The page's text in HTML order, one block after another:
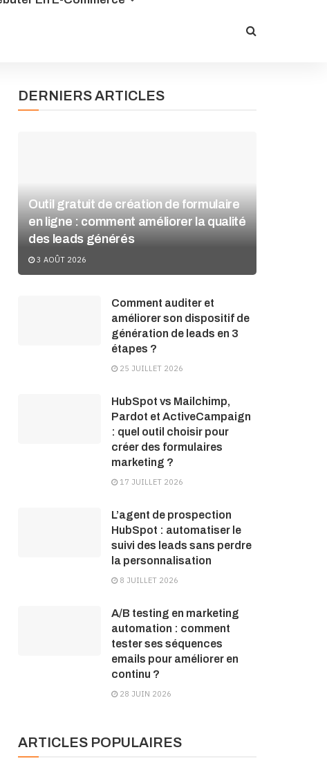
DERNIERS ARTICLES
Outil gratuit de création de formulaire
en ligne : comment améliorer la qualité
des leads générés
3 AOÛT 2026
Comment auditer et
améliorer son dispositif de
génération de leads en 3
étapes ?
25 JUILLET 2026
HubSpot vs Mailchimp,
Pardot et ActiveCampaign
: quel outil choisir pour
créer des formulaires
marketing ?
17 JUILLET 2026
L’agent de prospection
HubSpot : automatiser le
suivi des leads sans perdre
la personnalisation
8 JUILLET 2026
A/B testing en marketing
automation : comment
tester ses séquences
emails pour améliorer en
continu ?
28 JUIN 2026
ARTICLES POPULAIRES